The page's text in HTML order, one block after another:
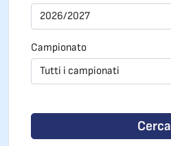
2026/2027
Campionato
Tutti i campionati
Cerca